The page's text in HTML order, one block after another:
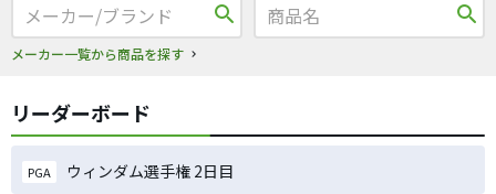
search
メーカー一覧から商品を探す
search
リーダーボード
PGA ウィンダム選手権 2日目